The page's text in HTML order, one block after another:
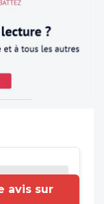
avis sur